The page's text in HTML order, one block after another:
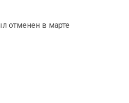
отменен в марте